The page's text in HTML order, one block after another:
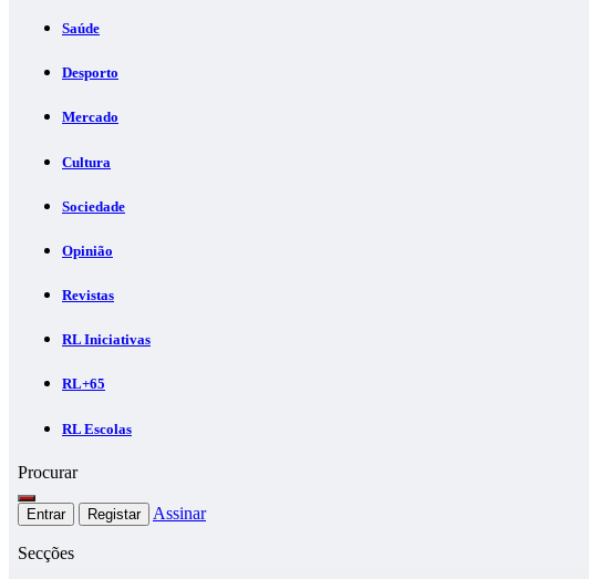
Saúde
Desporto
Mercado
Cultura
Sociedade
Opinião
Revistas
RL Iniciativas
RL+65
RL Escolas
Procurar
Entrar Registar Assinar
Secções